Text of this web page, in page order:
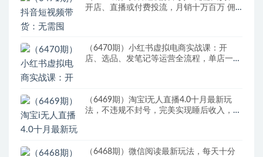
开店、直播或付费投流，月销十万百万 佣
（6470期）小红书虚拟电商实战课：开
店、选品、发笔记等运营全流程，单店一天
（6469期）淘宝i无人直播4.0十月最新玩
法，不违规不封号，完美实现睡后收入，日
（6468期）微信阅读最新玩法，每天十分